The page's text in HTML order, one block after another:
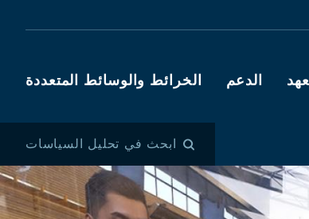
الدعم الخرائط والوسائط المتعددة
ابحث في تحليل السياسات